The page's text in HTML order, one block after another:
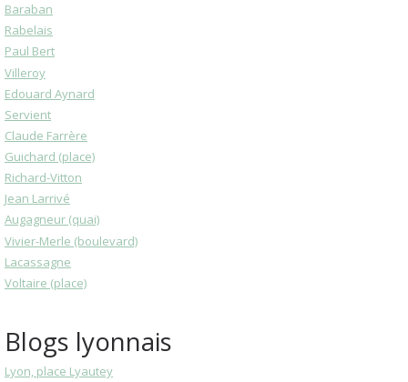
Baraban
Rabelais
Paul Bert
Villeroy
Edouard Aynard
Servient
Claude Farrère
Guichard (place)
Richard-Vitton
Jean Larrivé
Augagneur (quai)
Vivier-Merle (boulevard)
Lacassagne
Voltaire (place)
Blogs lyonnais
Lyon, place Lyautey